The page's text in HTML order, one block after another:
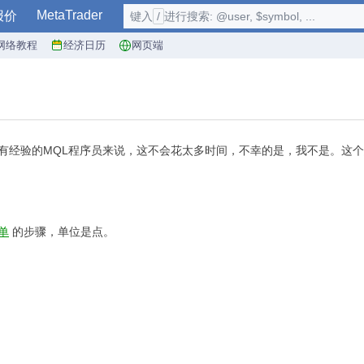
价 MetaTrader
络教程 经济日历 网页端
键入 / 进行搜索: @user, $symbol, ...
验的MQL程序员来说，这不会花太多时间，不幸的是，我不是。这
的步骤，单位是点。